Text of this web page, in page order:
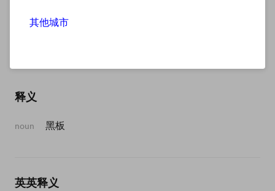
blackboard
释义
noun 黑板
英英释义
其他城市